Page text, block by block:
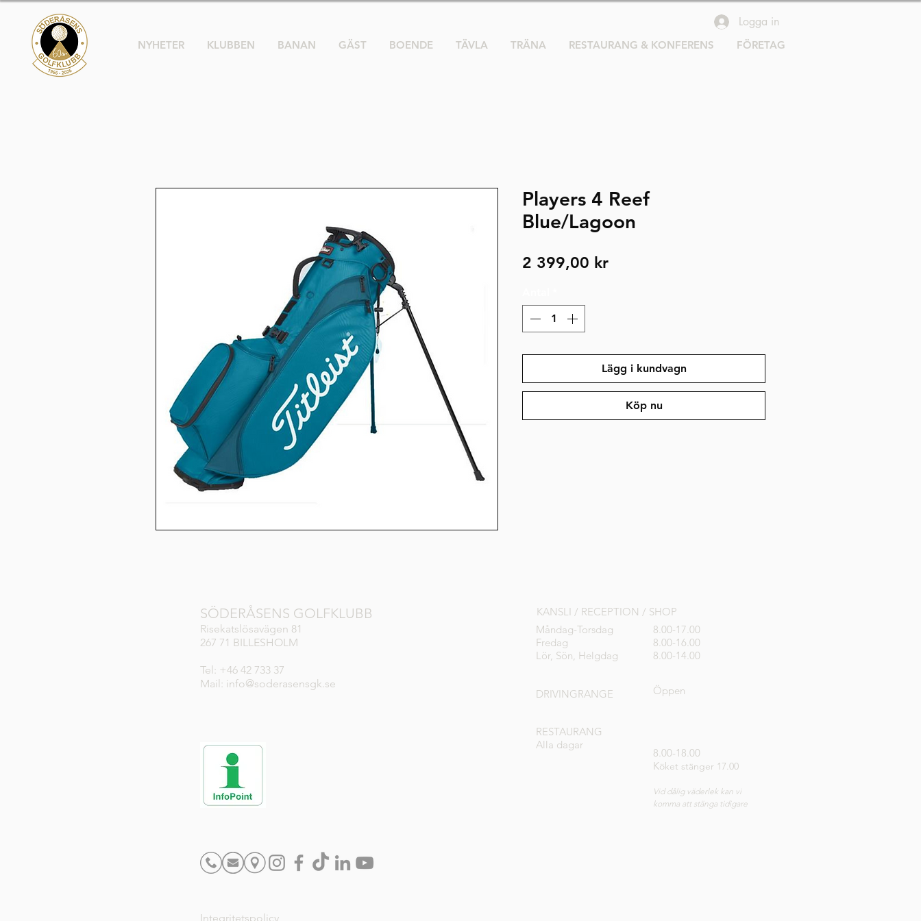
NYHETER KLUBBEN BANAN GÄST BOENDE TÄVLA TRÄNA RESTAURANG & KONFERENS FÖRETAG
Logga in
Players 4 Reef
Blue/Lagoon
2 399,00 krPris
Lägg i kundvagn
Köp nu
SÖDERÅSENS GOLFKLUBB
Risekatslösavägen 81
267 71 BILLESHOLM
Tel: +46 42 733 37
Mail: info@soderasensgk.se
KANSLI / RECEPTION / SHOP
Måndag-Torsdag
Fredag
Lör, Sön, Helgdag
DRIVINGRANGE
RESTAURANG
Alla dagar
8.00-17.00
8.00-16.00
8.00-14.00
Öppen
8.00-18.00
Köket stänger 17.00
Vid dålig väderlek kan vi
komma att stänga tidigare
Integritetspolicy